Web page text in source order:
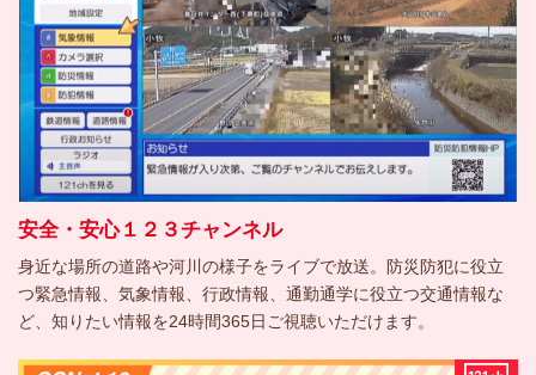
安全・安心１２３チャンネル
身近な場所の道路や河川の様子をライブで放送。防災防犯に役立
つ緊急情報、気象情報、行政情報、通勤通学に役立つ交通情報な
ど、知りたい情報を24時間365日ご視聴いただけます。